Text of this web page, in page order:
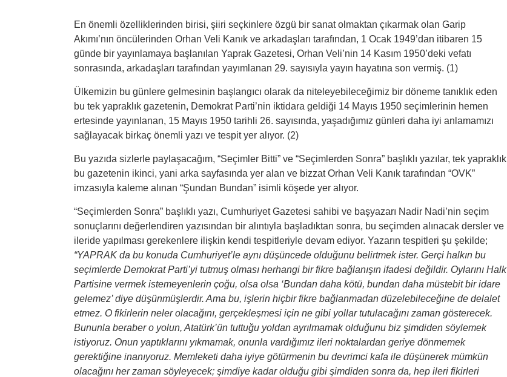
En önemli özelliklerinden birisi, şiiri seçkinlere özgü bir sanat olmaktan çıkarmak olan Garip
Akımı’nın öncülerinden Orhan Veli Kanık ve arkadaşları tarafından, 1 Ocak 1949’dan itibaren 15
günde bir yayınlamaya başlanılan Yaprak Gazetesi, Orhan Veli’nin 14 Kasım 1950’deki vefatı
sonrasında, arkadaşları tarafından yayımlanan 29. sayısıyla yayın hayatına son vermiş. (1)
Ülkemizin bu günlere gelmesinin başlangıcı olarak da niteleyebileceğimiz bir döneme tanıklık eden
bu tek yapraklık gazetenin, Demokrat Parti’nin iktidara geldiği 14 Mayıs 1950 seçimlerinin hemen
ertesinde yayınlanan, 15 Mayıs 1950 tarihli 26. sayısında, yaşadığımız günleri daha iyi anlamamızı
sağlayacak birkaç önemli yazı ve tespit yer alıyor. (2)
Bu yazıda sizlerle paylaşacağım, “Seçimler Bitti” ve “Seçimlerden Sonra” başlıklı yazılar, tek yapraklık
bu gazetenin ikinci, yani arka sayfasında yer alan ve bizzat Orhan Veli Kanık tarafından “OVK”
imzasıyla kaleme alınan “Şundan Bundan” isimli köşede yer alıyor.
“Seçimlerden Sonra” başlıklı yazı, Cumhuriyet Gazetesi sahibi ve başyazarı Nadir Nadi’nin seçim
sonuçlarını değerlendiren yazısından bir alıntıyla başladıktan sonra, bu seçimden alınacak dersler ve
ileride yapılması gerekenlere ilişkin kendi tespitleriyle devam ediyor. Yazarın tespitleri şu şekilde;
“YAPRAK da bu konuda Cumhuriyet’le aynı düşüncede olduğunu belirtmek ister. Gerçi halkın bu
seçimlerde Demokrat Parti’yi tutmuş olması herhangi bir fikre bağlanışın ifadesi değildir. Oylarını Halk
Partisine vermek istemeyenlerin çoğu, olsa olsa ‘Bundan daha kötü, bundan daha müstebit bir idare
gelemez’ diye düşünmüşlerdir. Ama bu, işlerin hiçbir fikre bağlanmadan düzelebileceğine de delalet
etmez. O fikirlerin neler olacağını, gerçekleşmesi için ne gibi yollar tutulacağını zaman gösterecek.
Bununla beraber o yolun, Atatürk’ün tuttuğu yoldan ayrılmamak olduğunu biz şimdiden söylemek
istiyoruz. Onun yaptıklarını yıkmamak, onunla vardığımız ileri noktalardan geriye dönmemek
gerektiğine inanıyoruz. Memleketi daha iyiye götürmenin bu devrimci kafa ile düşünerek mümkün
olacağını her zaman söyleyecek; şimdiye kadar olduğu gibi şimdiden sonra da, hep ileri fikirleri